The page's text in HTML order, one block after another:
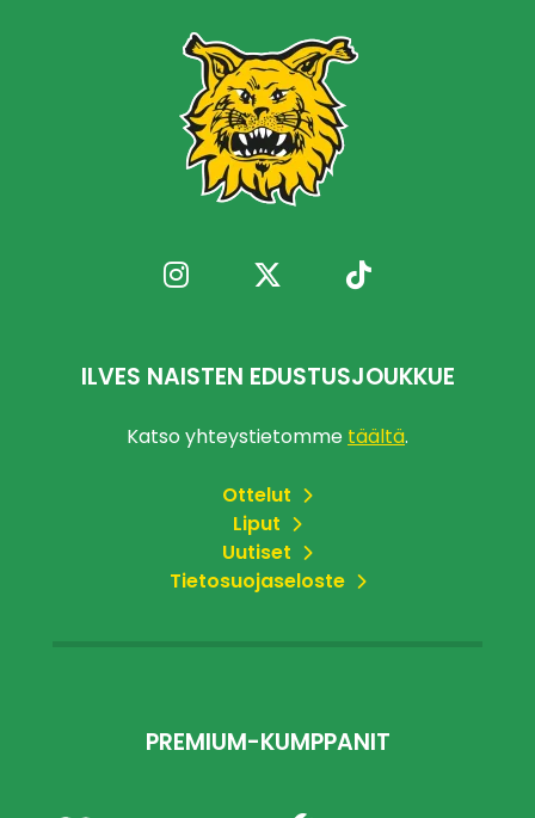
ILVES NAISTEN EDUSTUSJOUKKUE
Katso yhteystietomme täältä.
Ottelut
Liput
Uutiset
Tietosuojaseloste
PREMIUM-KUMPPANIT